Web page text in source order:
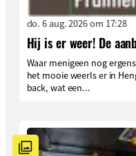
do. 6 aug. 2026 om 17:28
Hij is er weer! De
Waar menigeen nog
het mooie weerIs er in
back, wat een...